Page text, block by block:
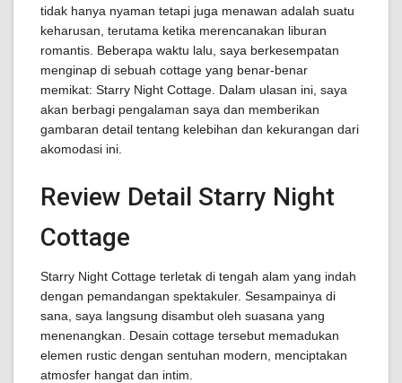
tidak hanya nyaman tetapi juga menawan adalah suatu
keharusan, terutama ketika merencanakan liburan
romantis. Beberapa waktu lalu, saya berkesempatan
menginap di sebuah cottage yang benar-benar
memikat: Starry Night Cottage. Dalam ulasan ini, saya
akan berbagi pengalaman saya dan memberikan
gambaran detail tentang kelebihan dan kekurangan dari
akomodasi ini.
Review Detail Starry Night
Cottage
Starry Night Cottage terletak di tengah alam yang indah
dengan pemandangan spektakuler. Sesampainya di
sana, saya langsung disambut oleh suasana yang
menenangkan. Desain cottage tersebut memadukan
elemen rustic dengan sentuhan modern, menciptakan
atmosfer hangat dan intim.